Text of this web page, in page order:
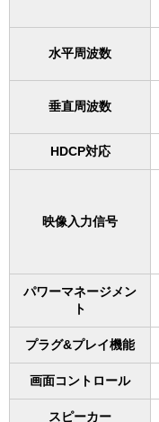
水平周波数
垂直周波数
HDCP対応
映像入力信号
パワーマネージメン
ト
プラグ&プレイ機能
画面コントロール
スピーカー